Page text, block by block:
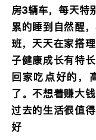
房3辆车，每天特
累的睡到自然醒
班，天天在家搭
子健康成长有特
回家吃点好的，
了。不想着赚大
过去的生活很值
好